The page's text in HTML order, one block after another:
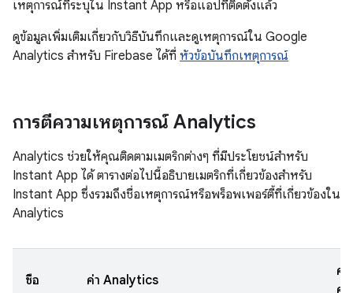
เหตุการณ์ที่ระบุใน Instant App หรือแอปที่ติดตั้งแล้ว
ดูข้อมูลเพิ่มเติมเกี่ยวกับวิธีบันทึกและดูเหตุการณ์ใน Google
Analytics สำหรับ Firebase ได้ที่ หัวข้อบันทึกเหตุการณ์
การตีความเหตุการณ์ Analytics
Analytics ช่วยให้คุณติดตามเมตริกต่างๆ ที่มีประโยชน์สำหรับ
Instant App ได้ ตารางต่อไปนี้อธิบายเมตริกที่เกี่ยวข้องสำหรับ
Instant App ซึ่งรวมถึงชื่อเหตุการณ์หรือพร็อพเพอร์ตี้ที่เกี่ยวข้องใน
Analytics
ชื่อ ค่า Analytics
ค
ค